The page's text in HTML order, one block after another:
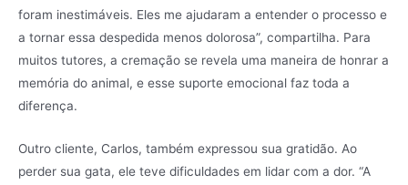
foram inestimáveis. Eles me ajudaram a entender o processo e
a tornar essa despedida menos dolorosa”, compartilha. Para
muitos tutores, a cremação se revela uma maneira de honrar a
memória do animal, e esse suporte emocional faz toda a
diferença.
Outro cliente, Carlos, também expressou sua gratidão. Ao
perder sua gata, ele teve dificuldades em lidar com a dor. “A